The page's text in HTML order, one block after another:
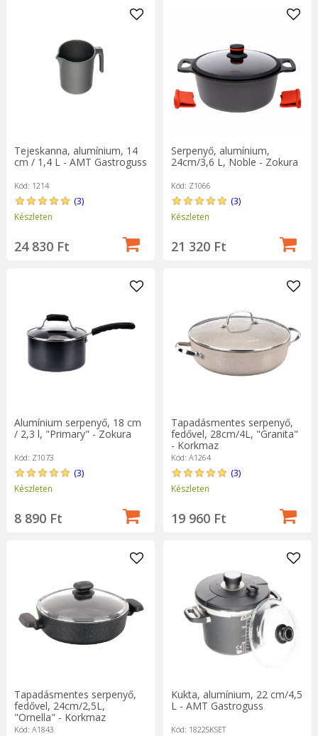
Tejeskanna, alumínium, 14
cm / 1,4 L - AMT Gastroguss
Kód: 1214
(3)
Készleten
24 830 Ft
Serpenyő, alumínium,
24cm/3,6 L, Noble - Zokura
Kód: Z1066
(3)
Készleten
21 320 Ft
Alumínium serpenyő, 18 cm
/ 2,3 l, "Primary" - Zokura
Kód: Z1073
(3)
Készleten
8 890 Ft
Tapadásmentes serpenyő,
fedővel, 28cm/4L, "Granita"
- Korkmaz
Kód: A1264
(3)
Készleten
19 960 Ft
Tapadásmentes serpenyő,
fedővel, 24cm/2,5L,
"Ornella" - Korkmaz
Kód: A1843
Kukta, alumínium, 22 cm/4,5
L - AMT Gastroguss
Kód: 1822SKSET